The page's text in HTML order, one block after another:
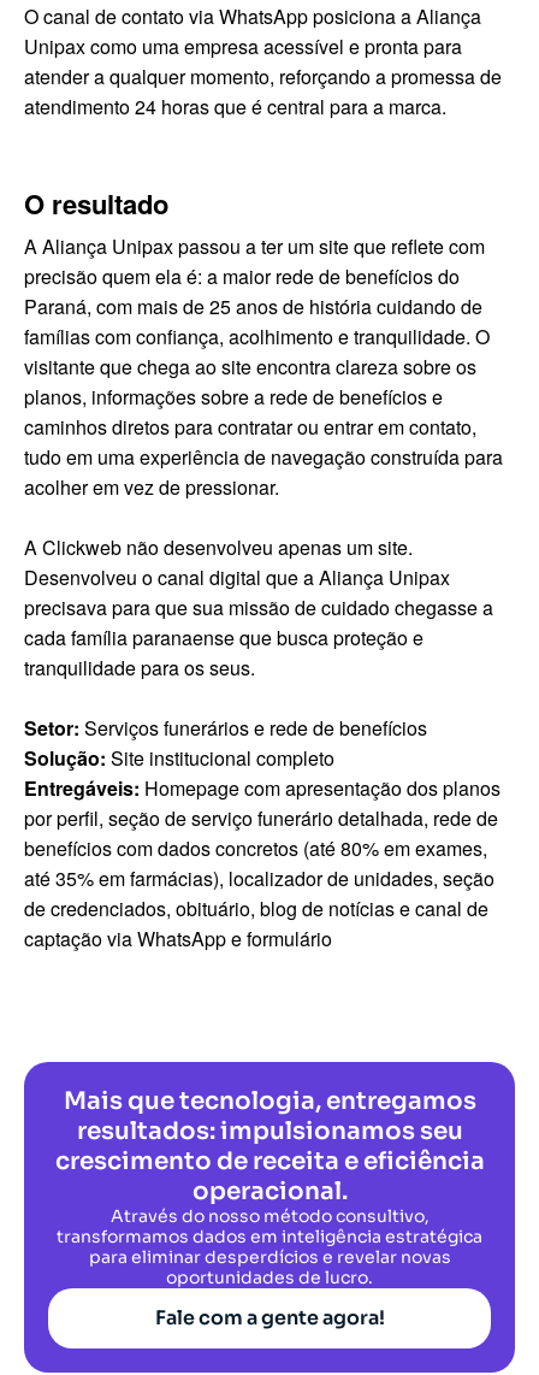
O canal de contato via WhatsApp posiciona a Aliança
Unipax como uma empresa acessível e pronta para
atender a qualquer momento, reforçando a promessa de
atendimento 24 horas que é central para a marca.
O resultado
A Aliança Unipax passou a ter um site que reflete com
precisão quem ela é: a maior rede de benefícios do
Paraná, com mais de 25 anos de história cuidando de
famílias com confiança, acolhimento e tranquilidade. O
visitante que chega ao site encontra clareza sobre os
planos, informações sobre a rede de benefícios e
caminhos diretos para contratar ou entrar em contato,
tudo em uma experiência de navegação construída para
acolher em vez de pressionar.
A Clickweb não desenvolveu apenas um site.
Desenvolveu o canal digital que a Aliança Unipax
precisava para que sua missão de cuidado chegasse a
cada família paranaense que busca proteção e
tranquilidade para os seus.
Setor: Serviços funerários e rede de benefícios
Solução: Site institucional completo
Entregáveis: Homepage com apresentação dos planos
por perfil, seção de serviço funerário detalhada, rede de
benefícios com dados concretos (até 80% em exames,
até 35% em farmácias), localizador de unidades, seção
de credenciados, obituário, blog de notícias e canal de
captação via WhatsApp e formulário
Mais que tecnologia, entregamos
resultados: impulsionamos seu
crescimento de receita e eficiência
operacional.
Através do nosso método consultivo,
transformamos dados em inteligência estratégica
para eliminar desperdícios e revelar novas
oportunidades de lucro.
Fale com a gente agora!